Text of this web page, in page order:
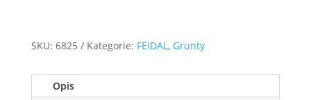
SKU: 6825 Kategorie: FEIDAL , Grunty
Opis